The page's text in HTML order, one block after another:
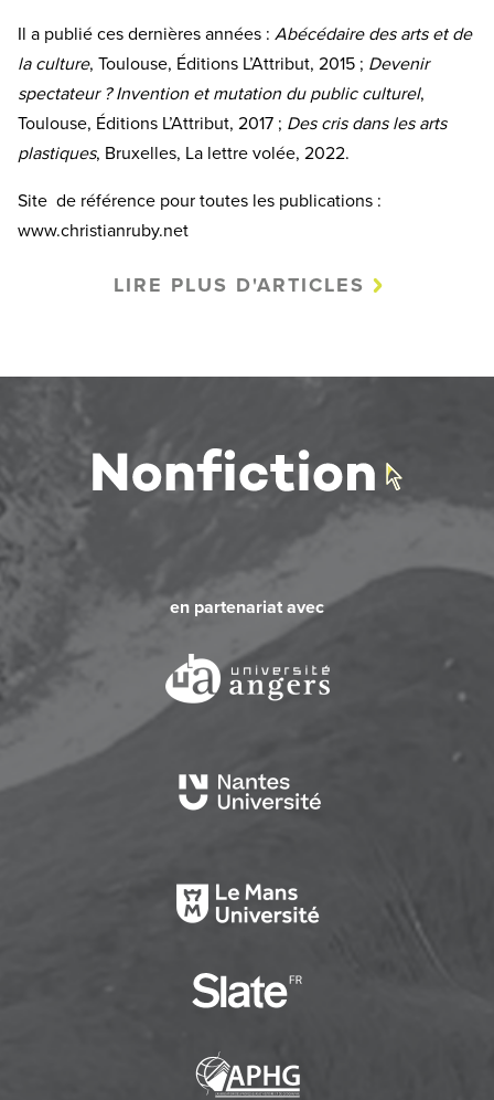
Il a publié ces dernières années : Abécédaire des arts et de
la culture, Toulouse, Éditions L’Attribut, 2015 ; Devenir
spectateur ? Invention et mutation du public culturel,
Toulouse, Éditions L’Attribut, 2017 ; Des cris dans les arts
plastiques, Bruxelles, La lettre volée, 2022.
Site de référence pour toutes les publications :
www.christianruby.net
LIRE PLUS D'ARTICLES
en partenariat avec